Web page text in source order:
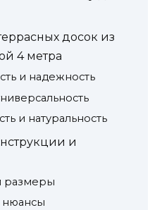
досок из
4 метра
и надежность
и натуральность
и
размеры